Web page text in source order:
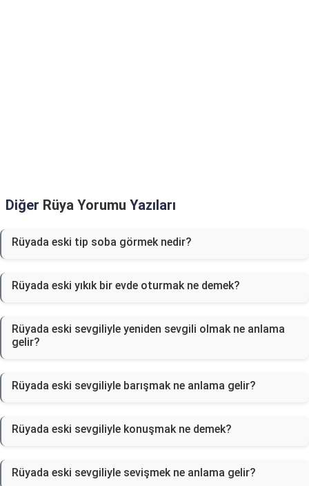
Diğer Rüya Yorumu Yazıları
Rüyada eski tip soba görmek nedir?
Rüyada eski yıkık bir evde oturmak ne demek?
Rüyada eski sevgiliyle yeniden sevgili olmak ne anlama
gelir?
Rüyada eski sevgiliyle barışmak ne anlama gelir?
Rüyada eski sevgiliyle konuşmak ne demek?
Rüyada eski sevgiliyle sevişmek ne anlama gelir?